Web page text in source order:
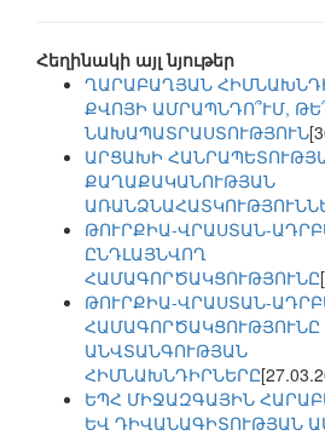
Հեղինակի այլ նյութեր
ՂԱՐԱԲԱՂՅԱՆ
ՔՎՈՅԻ ԱՄՐԱՊՆԴՈ՞ՒՄ,
ՆԱԽԱՊԱՏՐԱՍՏՈՒԹՅՈՒՆ
ԱՐՑԱԽԻ
ՔԱՂԱՔԱԿԱՆՈՒԹՅԱՆ
ԹՈՒՐՔԻԱ-ՎՐԱՍՏԱՆ-
ԸՆԴԼԱՅՆՎՈՂ
ՀԱՄԱԳՈՐԾԱԿՑՈՒԹՅՈՒՆԸ
ԹՈՒՐՔԻԱ-ՎՐԱՍՏԱՆ-
ԱՆՎՏԱՆԳՈՒԹՅԱՆ
ՀԻՄՆԱԽՆԴԻՐՆԵՐԸ
ԵՊՀ ՄԻՋԱԶԳԱՅԻՆ
ԵՎ ԴԻՎԱՆԱԳԻՏՈՒԹՅԱՆ